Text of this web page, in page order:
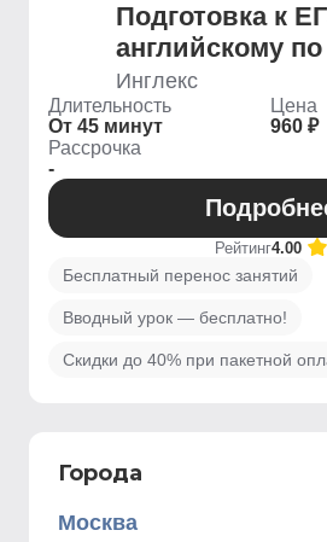
Подготовка к
английскому
Инглекс
Длительность
От 45 минут
Цена
960 ₽
Рассрочка
-
Рейтинг4.00
Бесплатный перенос занятий
Вводный урок — бесплатно!
Скидки до 40% при пакетной
Города
Москва